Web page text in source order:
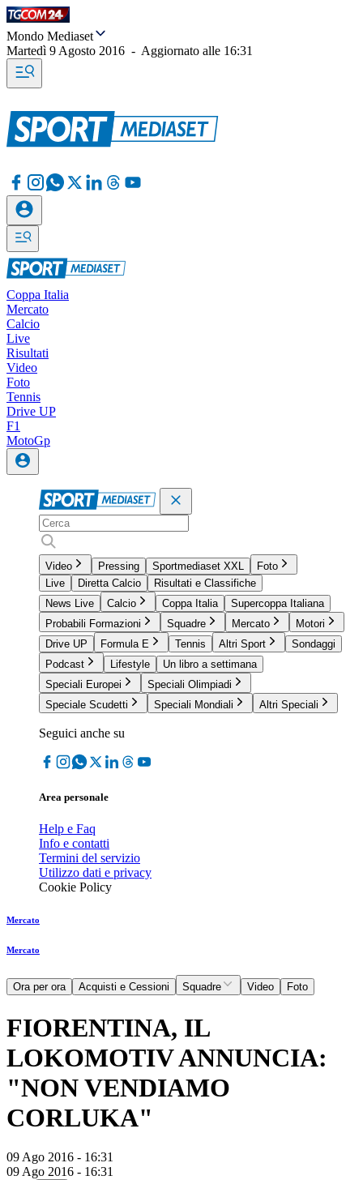
Mondo Mediaset
Martedì 9 Agosto 2016 - Aggiornato alle 16:31
Coppa Italia
Mercato
Calcio
Live
Risultati
Video
Foto
Tennis
Drive UP
F1
MotoGp
Video Pressing Sportmediaset XXL
Foto
Live
Diretta Calcio
Risultati e Classifiche
News Live
Calcio Coppa Italia
Supercoppa Italiana
Probabili Formazioni
Squadre Mercato
Motori
Drive UP
Formula E Tennis Altri Sport
Sondaggi
Podcast
Lifestyle
Un libro a settimana
Speciali Europei
Speciali Olimpiadi
Speciale Scudetti
Speciali Mondiali Altri Speciali
Seguici anche su
Area personale
Help e Faq
Info e contatti
Termini del servizio
Utilizzo dati e privacy
Cookie Policy
Mercato
Mercato
Ora per ora Acquisti e Cessioni Squadre Video Foto
FIORENTINA, IL
LOKOMOTIV ANNUNCIA:
"NON VENDIAMO
CORLUKA"
09 Ago 2016 - 16:31
09 Ago 2016 - 16:31